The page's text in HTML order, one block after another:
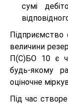
сумі
Підприємство
величини
П(С)БО 10 є
будь-якому
оціночне
Під час